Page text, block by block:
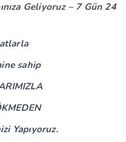
Geliyoruz – 7 Gün 24
sahip
Yapıyoruz.